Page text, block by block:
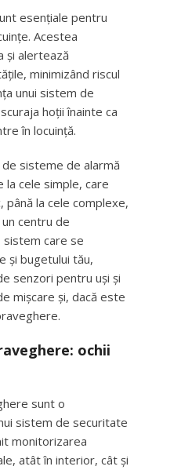
esențiale pentru
Acestea
și alertează
minimizând riscul
unui sistem de
hoții înainte ca
în locuință.
sisteme de alarmă
la cele simple, care
la cele complexe,
centru de
sistem care se
și bugetului tău,
senzori pentru uși și
mișcare și, dacă este
ochii
sunt o
sistem de securitate
monitorizarea
atât în interior, cât și